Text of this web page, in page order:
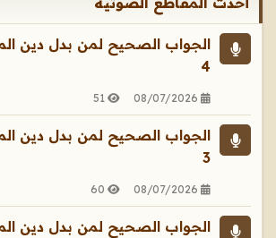
الجواب الصحيح لمن بدل دين
4
08/07/2026
51
الجواب الصحيح لمن بدل دين
3
08/07/2026
60
الجواب الصحيح لمن بدل دين